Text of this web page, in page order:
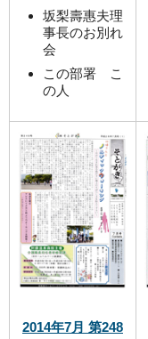
坂梨壽惠夫理
事長のお別れ
会
この部署 こ
の人
2014年7月 第248